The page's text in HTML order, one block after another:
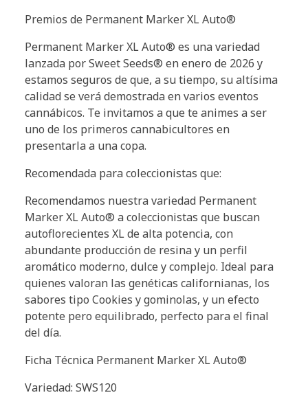
Premios de Permanent Marker XL Auto®
Permanent Marker XL Auto® es una variedad
lanzada por Sweet Seeds® en enero de 2026 y
estamos seguros de que, a su tiempo, su altísima
calidad se verá demostrada en varios eventos
cannábicos. Te invitamos a que te animes a ser
uno de los primeros cannabicultores en
presentarla a una copa.
Recomendada para coleccionistas que:
Recomendamos nuestra variedad Permanent
Marker XL Auto® a coleccionistas que buscan
autoflorecientes XL de alta potencia, con
abundante producción de resina y un perfil
aromático moderno, dulce y complejo. Ideal para
quienes valoran las genéticas californianas, los
sabores tipo Cookies y gominolas, y un efecto
potente pero equilibrado, perfecto para el final
del día.
Ficha Técnica Permanent Marker XL Auto®
Variedad: SWS120